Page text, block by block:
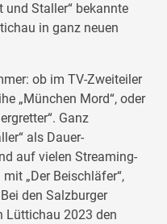
und Staller“ bekannte
in ganz neuen
ob im TV-Zweiteiler
„München Mord“, oder
Ganz
als Dauer-
auf vielen Streaming-
„Der Beischläfer“,
den Salzburger
Lüttichau 2023 den